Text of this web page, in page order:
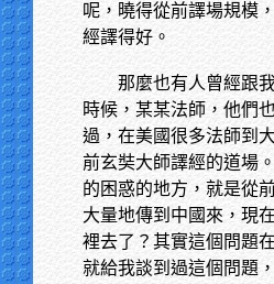
呢，曉得從前譯場規模
經譯得好。
那麼也有人曾經跟
時候，某某法師，他們
過，在美國很多法師到
前玄奘大師譯經的道場
的困惑的地方，就是從
大量地傳到中國來，現
裡去了？其實這個問題
就給我談到過這個問題